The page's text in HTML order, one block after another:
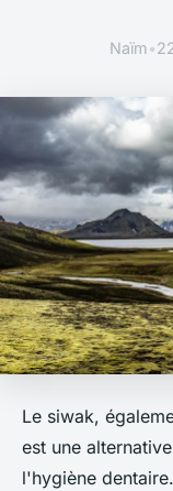
Naïm•
Le siwak,
est une
l'hygiène